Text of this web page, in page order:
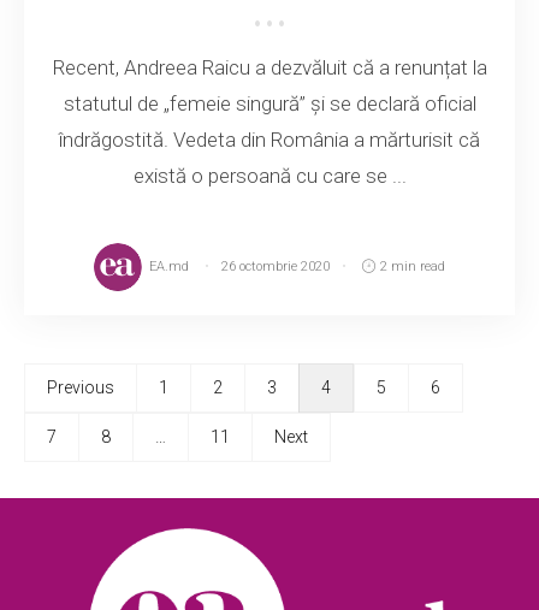
Recent, Andreea Raicu a dezvăluit că a renunțat la
statutul de „femeie singură” și se declară oficial
îndrăgostită. Vedeta din România a mărturisit că
există o persoană cu care se ...
EA.md 26 octombrie 2020 2 min read
Previous 1 2 3 4 5 6
7 8 11 Next